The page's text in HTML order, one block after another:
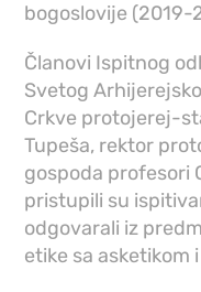
bogoslovije (2019-
Članovi Ispitnog
Svetog
Crkve protojerej-
Tupeša, rektor
gospoda profesori
pristupili su
odgovarali iz
etike sa asketikom